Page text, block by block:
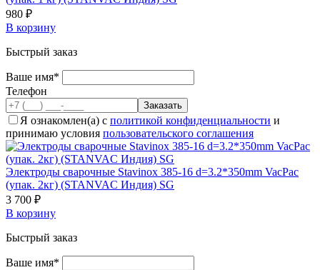
980 ₽
В корзину
Быстрый заказ
Ваше имя*
Телефон
Я ознакомлен(а) с политикой конфиденциальности и
принимаю условия пользовательского соглашения
Электроды сварочные Stavinox 385-16 d=3.2*350mm VacPac
(упак. 2кг) (STANVAC Индия) SG
3 700 ₽
В корзину
Быстрый заказ
Ваше имя*